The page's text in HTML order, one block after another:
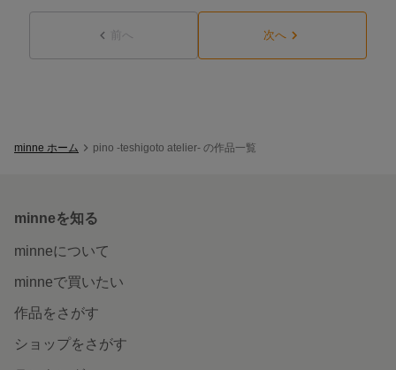
前へ 次へ
minne ホーム pino -teshigoto atelier- の作品一覧
minneを知る
minneについて
minneで買いたい
作品をさがす
ショップをさがす